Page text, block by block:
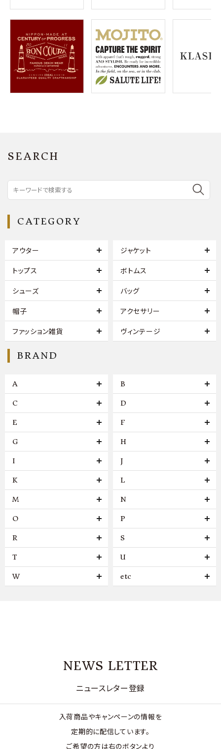
meeting_room ログイン 会員登録
SEARCH
CATEGORY
アウター ジャケット
トップス ボトムス
シューズ バッグ
帽子 アクセサリー
ファッション雑貨 ヴィンテージ
BRAND
A B
C D
E F
G H
I J
K L
M N
O P
R S
T U
W etc
NEWS LETTER
ニュースレター登録
入荷商品やキャンペーンの情報を
定期的に配信しています。
ご希望の方は右のボタンより